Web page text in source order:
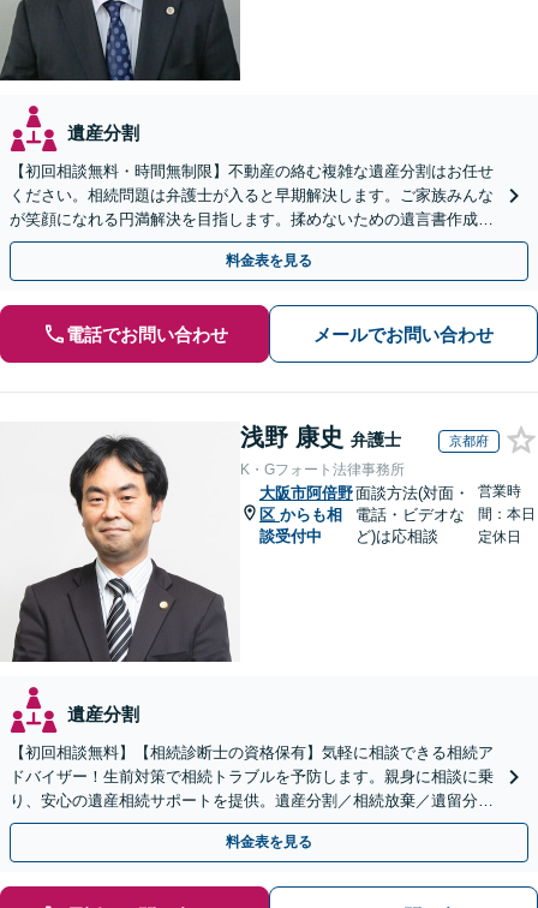
遺産分割
【初回相談無料・時間無制限】不動産の絡む複雑な遺産分割はお任せ
ください。相続問題は弁護士が入ると早期解決します。ご家族みんな
が笑顔になれる円満解決を目指します。揉めないための遺言書作成も
ご相談ください。【出張相談可】
料金表を見る
電話でお問い合わせ メールでお問い合わせ
浅野 康史 弁護士 京都府
K・Gフォート法律事務所
大阪市阿倍野
区 からも相
談受付中
面談方法(対面・
電話・ビデオな
ど)は応相談
営業時
間：本日
定休日
遺産分割
【初回相談無料】【相続診断士の資格保有】気軽に相談できる相続ア
ドバイザー！生前対策で相続トラブルを予防します。親身に相談に乗
り、安心の遺産相続サポートを提供。遺産分割／相続放棄／遺留分も
お任せ！【出張サポート】【完全個室】【丸太町駅6分】
料金表を見る